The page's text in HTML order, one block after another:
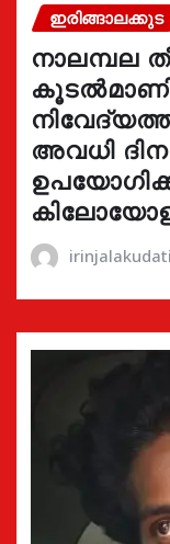
ഇരിങ്ങാലക്കുട
നാലമ്പല
അവധി